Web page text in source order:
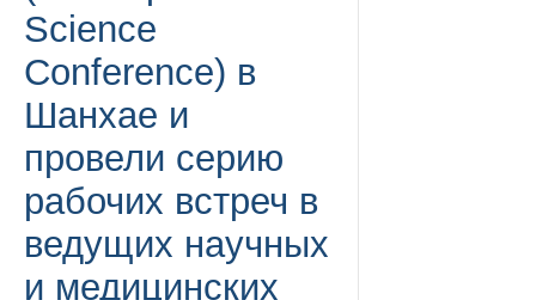
Science
Conference) в
Шанхае и
провели серию
рабочих встреч в
ведущих научных
и медицинских